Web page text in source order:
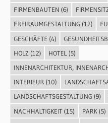
FIRMENBAUTEN (6)
FREIRAUMGESTALTUNG(12)
GESCHÄFTE (4)
HOLZ (12) HOTEL (5)
INNENARCHITEKTUR,
INTERIEUR(10)
LANDSCHAFTSGESTALTUNG(9)
NACHHALTIGKEIT(15) PARK(5)